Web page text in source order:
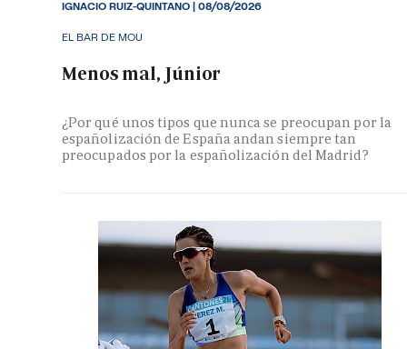
EL BAR DE MOU
Menos mal, Júnior
¿Por qué unos tipos que nunca se preocupan por la
españolización de España andan siempre tan
preocupados por la españolización del Madrid?
IGNACIO RUIZ-QUINTANO|08/08/2026